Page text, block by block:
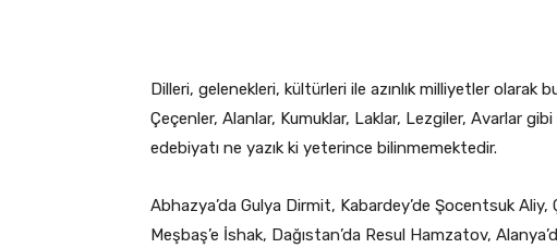
Dilleri, gelenekleri, kültürleri ile azınlık milliyetler olarak
Çeçenler, Alanlar, Kumuklar, Laklar, Lezgiler, Avarlar
edebiyatı ne yazık ki yeterince bilinmemektedir.
Abhazya’da Gulya Dirmit, Kabardey’de Şocentsuk Aliy,
Meşbaş’e İshak, Dağıstan’da Resul Hamzatov,